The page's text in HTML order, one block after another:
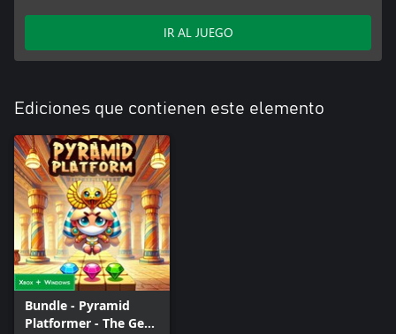
IR AL JUEGO
Ediciones que contienen este elemento
Bundle - Pyramid
Platformer - The Gem